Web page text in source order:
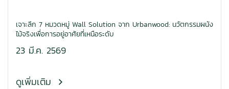
เจาะลึก 7 หมวดหมู่ Wall Solution จาก Urbanwood: นวัตกรรมผนัง
ไม้จริงเพื่อการอยู่อาศัยที่เหนือระดับ
23 มี.ค. 2569
ดูเพิ่มเติม